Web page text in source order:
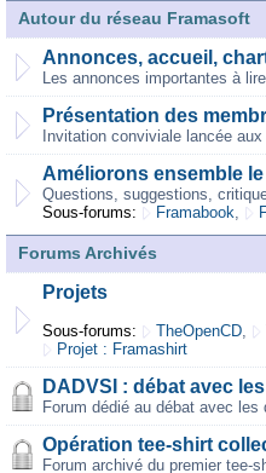
Autour du réseau Framasoft
Annonces, accueil,
Les annonces importantes à
Présentation des
Invitation conviviale lancée
Améliorons ensemble
Questions, suggestions,
Sous-forums:
Framabook,
Forums Archivés
Projets
Sous-forums: TheOpenCD,
Projet : Framashirt
DADVSI : débat avec
Forum dédié au débat avec
Opération tee-shirt
Forum archivé du premier tee-